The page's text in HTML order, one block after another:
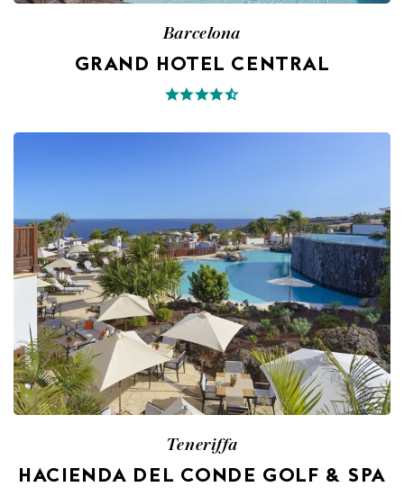
Barcelona
GRAND HOTEL CENTRAL
Teneriffa
HACIENDA DEL CONDE GOLF & SPA